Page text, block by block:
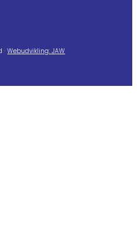
·Webudvikling: JAW